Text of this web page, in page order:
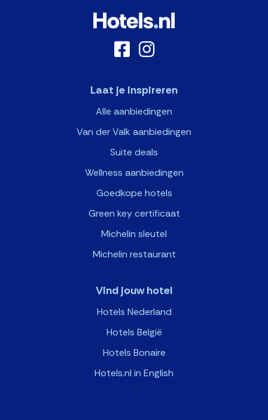
Laat je inspireren
Alle aanbiedingen
Van der Valk aanbiedingen
Suite deals
Wellness aanbiedingen
Goedkope hotels
Green key certificaat
Michelin sleutel
Michelin restaurant
Vind jouw hotel
Hotels Nederland
Hotels België
Hotels Bonaire
Hotels.nl in English
>